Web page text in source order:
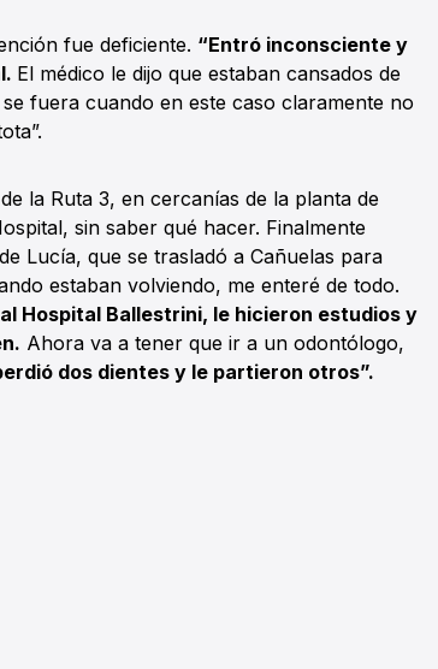
fue deficiente. “Entró inconsciente y
El médico le dijo que estaban cansados de
fuera cuando en este caso claramente no
la Ruta 3, en cercanías de la planta de
sin saber qué hacer. Finalmente
Lucía, que se trasladó a Cañuelas para
estaban volviendo, me enteré de todo.
Hospital Ballestrini, le hicieron estudios y
Ahora va a tener que ir a un odontólogo,
dos dientes y le partieron otros”.